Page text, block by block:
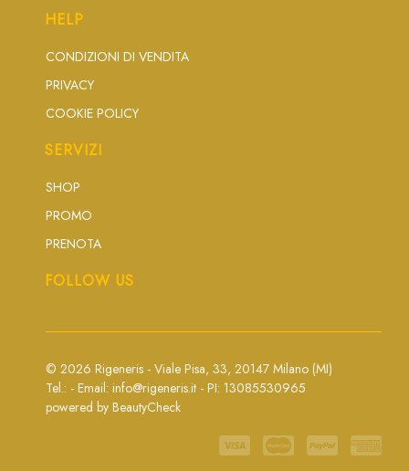
HELP
CONDIZIONI DI VENDITA
PRIVACY
COOKIE POLICY
SERVIZI
SHOP
PROMO
PRENOTA
FOLLOW US
© 2026 Rigeneris - Viale Pisa, 33, 20147 Milano (MI)
Tel.: - Email: info@rigeneris.it - PI: 13085530965
powered by BeautyCheck
Visa
MasterCardPayPal
American